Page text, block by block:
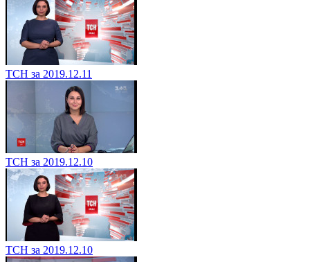
ТСН за 2019.12.11
ТСН за 2019.12.10
ТСН за 2019.12.10